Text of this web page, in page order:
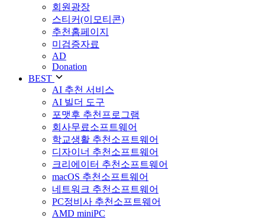
회원광장
스티커(이모티콘)
추천홈페이지
미검증자료
AD
Donation
BEST
AI 추천 서비스
AI 빌더 도구
포맷후 추천프로그램
회사무료소프트웨어
학교생활 추천소프트웨어
디자이너 추천소프트웨어
크리에이터 추천소프트웨어
macOS 추천소프트웨어
네트워크 추천소프트웨어
PC정비사 추천소프트웨어
AMD miniPC